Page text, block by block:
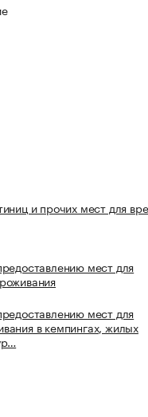
и прочих мест для
мест для
мест для
в кемпингах, жилых